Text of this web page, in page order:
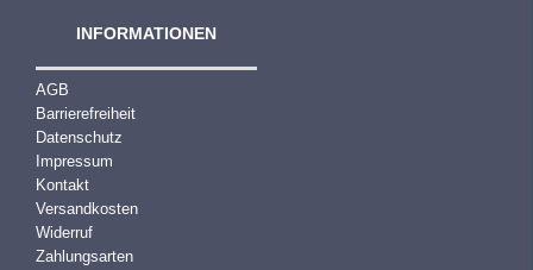
INFORMATIONEN
AGB
Barrierefreiheit
Datenschutz
Impressum
Kontakt
Versandkosten
Widerruf
Zahlungsarten